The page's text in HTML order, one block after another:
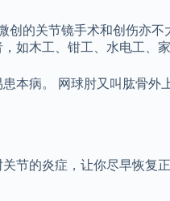
创的关节镜手术和创伤亦不
如木工、钳工、水电工、家
本病。 网球肘又叫肱骨外
节的炎症，让你尽早恢复正